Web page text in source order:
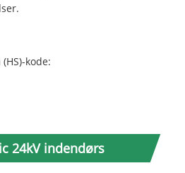
kode:
24kV indendørs